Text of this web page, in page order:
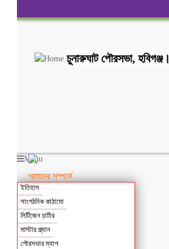
চুনারুঘাট পৌরসভা, হবিগঞ্জ।
Menu
আমাদের সম্পর্কে
ইতিহাস
সাংগঠনিক কাঠামো
সিটিজেন চার্টার
মাস্টার প্ল্যান
পৌরসভার ম্যাপ